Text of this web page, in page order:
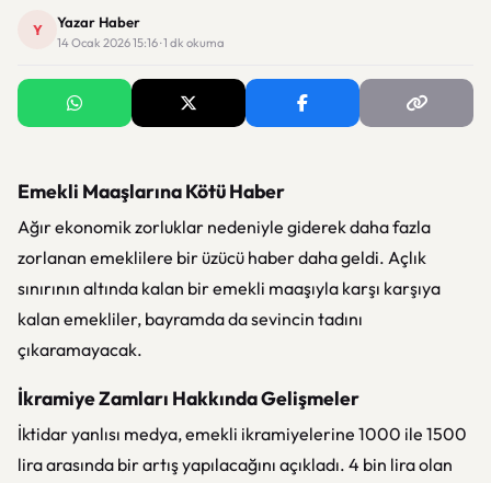
Y Yazar Haber
14 Ocak 2026 15:16 · 1 dk okuma
Emekli Maaşlarına Kötü Haber
Ağır ekonomik zorluklar nedeniyle giderek daha fazla
zorlanan emeklilere bir üzücü haber daha geldi. Açlık
sınırının altında kalan bir emekli maaşıyla karşı karşıya
kalan emekliler, bayramda da sevincin tadını
çıkaramayacak.
İkramiye Zamları Hakkında Gelişmeler
İktidar yanlısı medya, emekli ikramiyelerine 1000 ile 1500
lira arasında bir artış yapılacağını açıkladı. 4 bin lira olan